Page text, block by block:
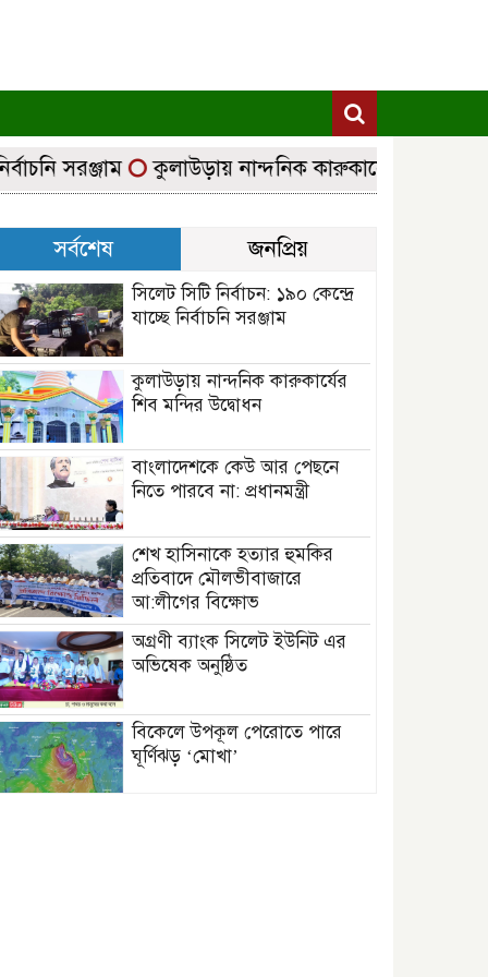
সরঞ্জাম কুলাউড়ায় নান্দনিক কারুকার্যের শিব মন্দির
সর্বশেষ জনপ্রিয়
সিলেট সিটি নির্বাচন: ১৯০ কেন্দ্রে
যাচ্ছে নির্বাচনি সরঞ্জাম
কুলাউড়ায় নান্দনিক কারুকার্যের
শিব মন্দির উদ্বোধন
বাংলাদেশকে কেউ আর পেছনে
নিতে পারবে না: প্রধানমন্ত্রী
শেখ হাসিনাকে হত্যার হুমকির
প্রতিবাদে মৌলভীবাজারে
আ:লীগের বিক্ষোভ
অগ্রণী ব্যাংক সিলেট ইউনিট এর
অভিষেক অনুষ্ঠিত
বিকেলে উপকূল পেরোতে পারে
ঘূর্ণিঝড় ‘মোখা’